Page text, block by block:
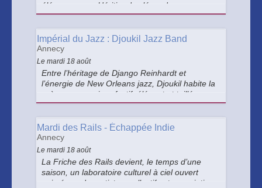
élégance rare. Héritier des légendes comme
Art Blakey et Ray Brown, il livre en solo un
tradition et liberté.
Impérial du Jazz : Djoukil Jazz Band
Annecy
Le mardi 18 août
Entre l’héritage de Django Reinhardt et
l’énergie de New Orleans jazz, Djoukil habite la
scène avec un jazz festif, élégant et taillé pour
la danse.
Mardi des Rails - Échappée Indie
Annecy
Le mardi 18 août
La Friche des Rails devient, le temps d’une
saison, un laboratoire culturel à ciel ouvert
animé par des artistes, collectifs et associations